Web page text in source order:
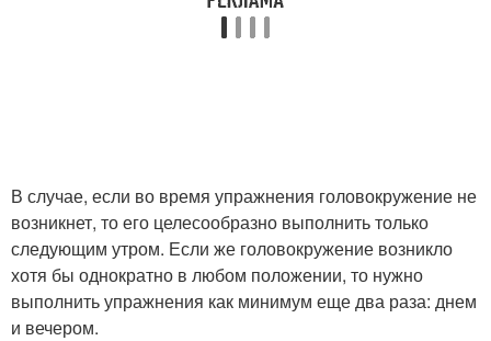
В случае, если во время упражнения головокружение не
возникнет, то его целесообразно выполнить только
следующим утром. Если же головокружение возникло
хотя бы однократно в любом положении, то нужно
выполнить упражнения как минимум еще два раза: днем
и вечером.